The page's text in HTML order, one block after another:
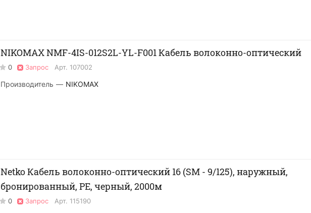
NIKOMAX NMF-4IS-012S2L-YL-F001 Кабель волоконно-оптический
0 Запрос Арт. 107002
Производитель — NIKOMAX
Netko Кабель волоконно-оптический 16 (SМ - 9/125), наружный,
бронированный, PE, черный, 2000м
0 Запрос Арт. 115190